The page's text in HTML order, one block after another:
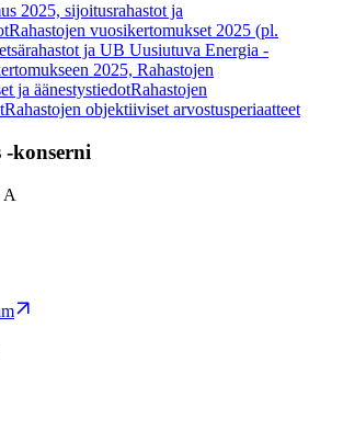
2025, sijoitusrahastot ja
Rahastojen vuosikertomukset 2025 (pl.
ja UB Uusiutuva Energia -
2025, Rahastojen
ja äänestystiedotRahastojen
Rahastojen objektiiviset arvostusperiaatteet
-konserni
A